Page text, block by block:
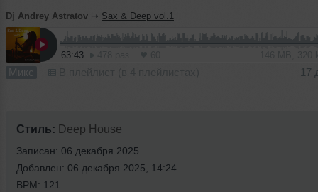
Dj Andrey Astratov ➝ Sax & Deep vol.1
63:43
Микс 17
Стиль: Deep House
Записан: 06 декабря 2025
Добавлен: 06 декабря 2025, 14:24
BPM: 121